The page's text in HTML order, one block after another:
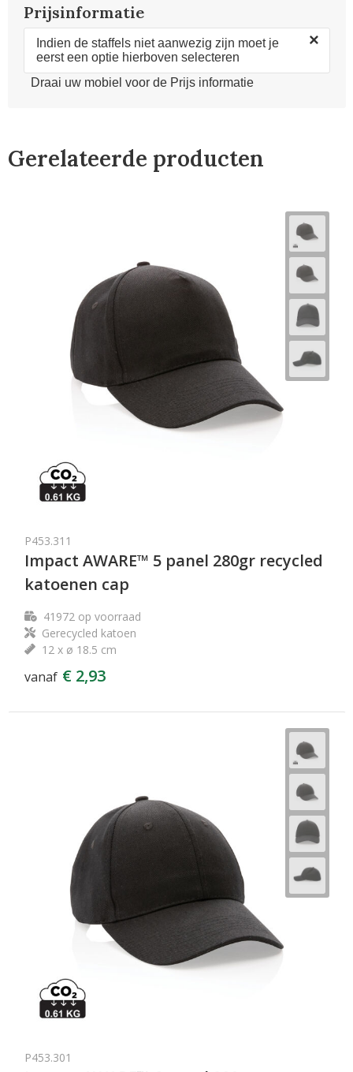
Prijsinformatie
Indien de staffels niet aanwezig zijn moet je
eerst een optie hierboven selecteren
×
Draai uw mobiel voor de Prijs informatie
Gerelateerde producten
P453.311
Impact AWARE™ 5 panel 280gr recycled
katoenen cap
41972op voorraad
Gerecycled katoen
12 x ø 18.5 cm
vanaf € 2,93
P453.301